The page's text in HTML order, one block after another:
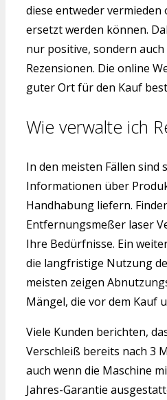
diese entweder vermieden
ersetzt werden können.
nur positive, sondern
Rezensionen. Die online
guter Ort für den Kauf
Wie verwalte ich
In den meisten Fällen sind
Informationen über
Handhabung liefern.
Entfernungsmeßer laser
Ihre Bedürfnisse. Ein
die langfristige Nutzung
meisten zeigen
Mängel, die vor dem Kauf
Viele Kunden berichten,
Verschleiß bereits nach 3
auch wenn die Maschine
Jahres-Garantie